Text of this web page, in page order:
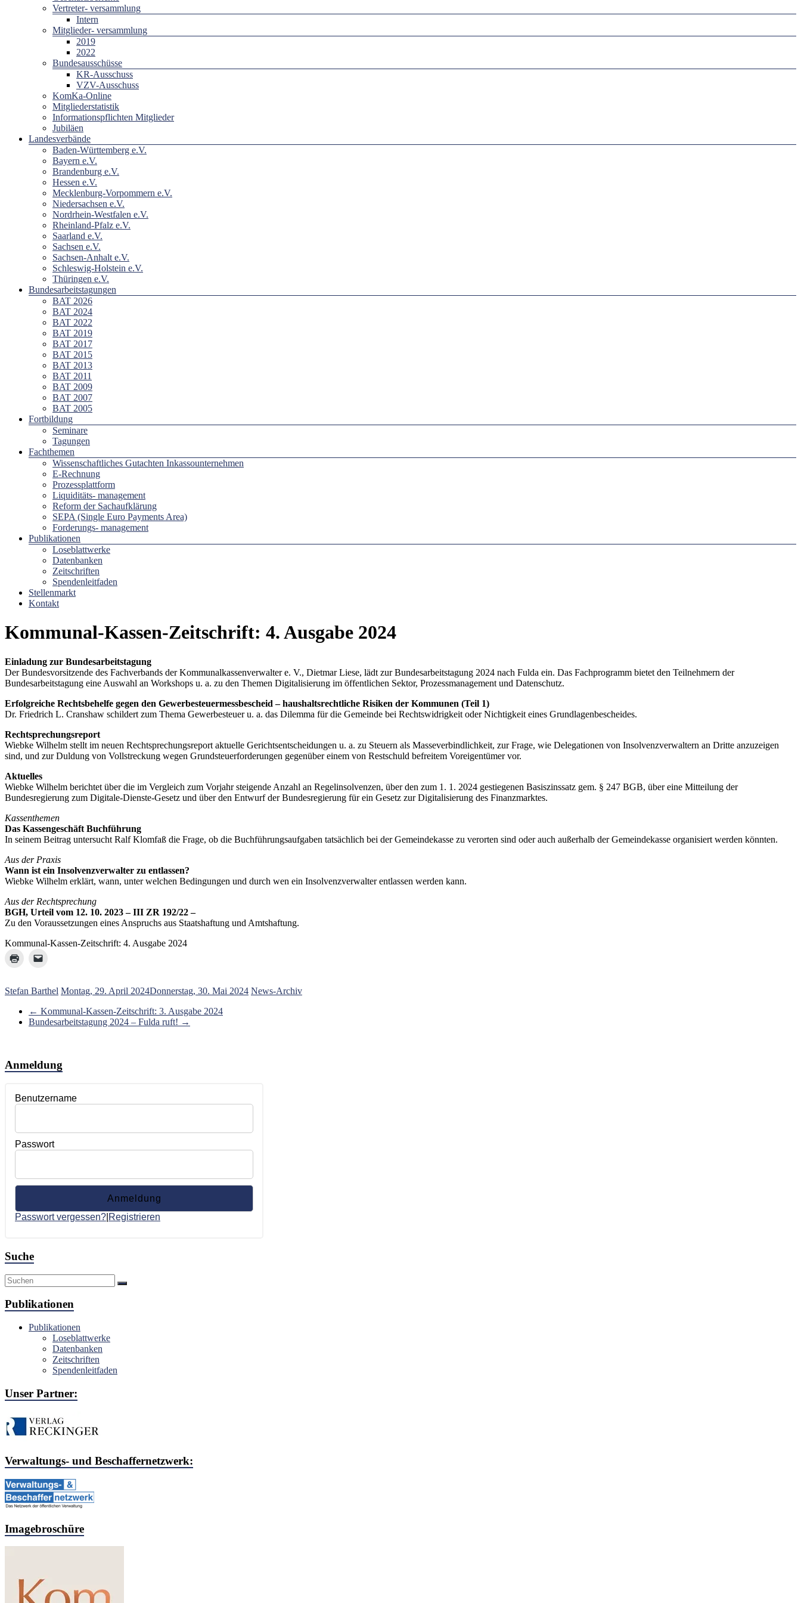
Vertreter- versammlung
Intern
Mitglieder- versammlung
2019
2022
Bundesausschüsse
KR-Ausschuss
VZV-Ausschuss
KomKa-Online
Mitgliederstatistik
Informationspflichten Mitglieder
Jubiläen
Landesverbände
Baden-Württemberg e.V.
Bayern e.V.
Brandenburg e.V.
Hessen e.V.
Mecklenburg-Vorpommern e.V.
Niedersachsen e.V.
Nordrhein-Westfalen e.V.
Rheinland-Pfalz e.V.
Saarland e.V.
Sachsen e.V.
Sachsen-Anhalt e.V.
Schleswig-Holstein e.V.
Thüringen e.V.
Bundesarbeitstagungen
BAT 2026
BAT 2024
BAT 2022
BAT 2019
BAT 2017
BAT 2015
BAT 2013
BAT 2011
BAT 2009
BAT 2007
BAT 2005
Fortbildung
Seminare
Tagungen
Fachthemen
Wissenschaftliches Gutachten Inkassounternehmen
E-Rechnung
Prozessplattform
Liquiditäts- management
Reform der Sachaufklärung
SEPA (Single Euro Payments Area)
Forderungs- management
Publikationen
Loseblattwerke
Datenbanken
Zeitschriften
Spendenleitfaden
Stellenmarkt
Kontakt
Kommunal-Kassen-Zeitschrift: 4. Ausgabe 2024
Einladung zur Bundesarbeitstagung
Der Bundesvorsitzende des Fachverbands der Kommunalkassenverwalter e. V., Dietmar Liese, lädt zur Bundesarbeitstagung 2024 nach Fulda ein. Das Fachprogramm bietet den Teilnehmern der
Bundesarbeitstagung eine Auswahl an Workshops u. a. zu den Themen Digitalisierung im öffentlichen Sektor, Prozessmanagement und Datenschutz.
Erfolgreiche Rechtsbehelfe gegen den Gewerbesteuermessbescheid – haushaltsrechtliche Risiken der Kommunen (Teil 1)
Dr. Friedrich L. Cranshaw schildert zum Thema Gewerbesteuer u. a. das Dilemma für die Gemeinde bei Rechtswidrigkeit oder Nichtigkeit eines Grundlagenbescheides.
Rechtsprechungsreport
Wiebke Wilhelm stellt im neuen Rechtsprechungsreport aktuelle Gerichtsentscheidungen u. a. zu Steuern als Masseverbindlichkeit, zur Frage, wie Delegationen von Insolvenzverwaltern an Dritte anzuzeigen
sind, und zur Duldung von Vollstreckung wegen Grundsteuerforderungen gegenüber einem von Restschuld befreitem Voreigentümer vor.
Aktuelles
Wiebke Wilhelm berichtet über die im Vergleich zum Vorjahr steigende Anzahl an Regelinsolvenzen, über den zum 1. 1. 2024 gestiegenen Basiszinssatz gem. § 247 BGB, über eine Mitteilung der
Bundesregierung zum Digitale-Dienste-Gesetz und über den Entwurf der Bundesregierung für ein Gesetz zur Digitalisierung des Finanzmarktes.
Kassenthemen
Das Kassengeschäft Buchführung
In seinem Beitrag untersucht Ralf Klomfaß die Frage, ob die Buchführungsaufgaben tatsächlich bei der Gemeindekasse zu verorten sind oder auch außerhalb der Gemeindekasse organisiert werden könnten.
Aus der Praxis
Wann ist ein Insolvenzverwalter zu entlassen?
Wiebke Wilhelm erklärt, wann, unter welchen Bedingungen und durch wen ein Insolvenzverwalter entlassen werden kann.
Aus der Rechtsprechung
BGH, Urteil vom 12. 10. 2023 – III ZR 192/22 –
Zu den Voraussetzungen eines Anspruchs aus Staatshaftung und Amtshaftung.
Kommunal-Kassen-Zeitschrift: 4. Ausgabe 2024
Stefan Barthel Montag, 29. April 2024Donnerstag, 30. Mai 2024 News-Archiv
← Kommunal-Kassen-Zeitschrift: 3. Ausgabe 2024
Bundesarbeitstagung 2024 – Fulda ruft! →
Anmeldung
Benutzername
Passwort
Passwort vergessen? Registrieren
Suche
Publikationen
Publikationen
Loseblattwerke
Datenbanken
Zeitschriften
Spendenleitfaden
Unser Partner:
Verwaltungs- und Beschaffernetzwerk:
Imagebroschüre